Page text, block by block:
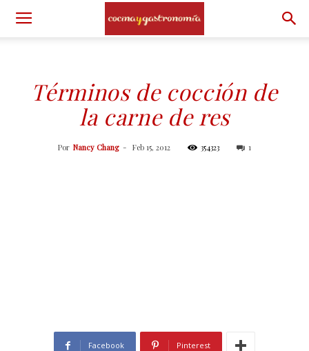
Términos de cocción de
la carne de res
Por Nancy Chang - Feb 15, 2012 354323 1
Facebook Pinterest